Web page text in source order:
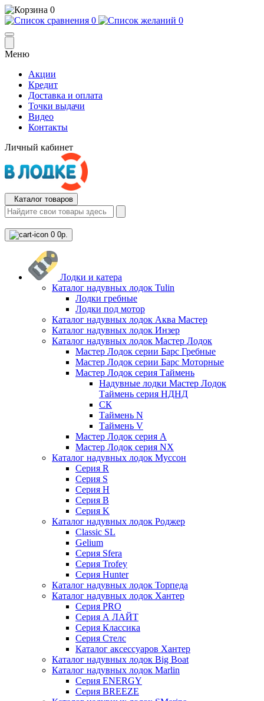
0
0
0
Меню
Акции
Кредит
Доставка и оплата
Точки выдачи
Видео
Контакты
Личный кабинет
Каталог товаров
0 0р.
Лодки и катера
Каталог надувных лодок Tulin
Лодки гребные
Лодки под мотор
Каталог надувных лодок Аква Мастер
Каталог надувных лодок Инзер
Каталог надувных лодок Мастер Лодок
Мастер Лодок серии Барс Гребные
Мастер Лодок серии Барс Моторные
Мастер Лодок серия Таймень
Надувные лодки Мастер Лодок
Таймень серия НДНД
СК
Таймень N
Таймень V
Мастер Лодок серия А
Мастер Лодок серия NX
Каталог надувных лодок Муссон
Серия R
Серия S
Серия H
Серия B
Серия K
Каталог надувных лодок Роджер
Classic SL
Gelium
Серия Sfera
Серия Trofey
Серия Hunter
Каталог надувных лодок Торпеда
Каталог надувных лодок Хантер
Серия PRO
Серия А ЛАЙТ
Серия Классика
Серия Стелс
Каталог аксессуаров Хантер
Каталог надувных лодок Big Boat
Каталог надувных лодок Marlin
Серия ENERGY
Серия BREEZE